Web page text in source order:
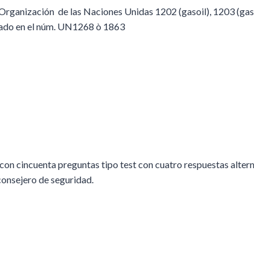
de las Naciones Unidas 1202 (gasoil), 1203
en el núm. UN1268 ò 1863
cincuenta preguntas tipo test con cuatro respuestas
de seguridad.